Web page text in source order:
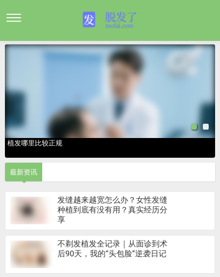
植发哪里比较正规
最新资讯
发缝越来越宽怎么办？女性发缝
种植到底有没有用？真实经历分
享
不剃发植发全记录｜从面诊到术
后90天，我的“头包脸”逆袭日记